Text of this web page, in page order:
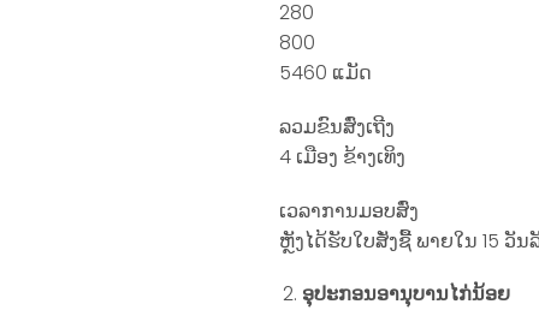
280
800
5460 ແມັດ
ລວມຂົນສົ່ງເຖີງ
4 ເມືອງ ຂ້າງເທິງ
ເວລາການມອບສົ່ງ
ຫຼັງໄດ້ຮັບໃບສັ່ງຊື້ ພາຍໃນ 15 ວັ
ອຸປະກອນອານຸບານໄກ່ນ້ອຍ